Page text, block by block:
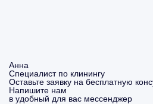
Анна
Специалист по клинингу
Оставьте заявку на бесплатную
Напишите нам
в удобный для вас мессенджер